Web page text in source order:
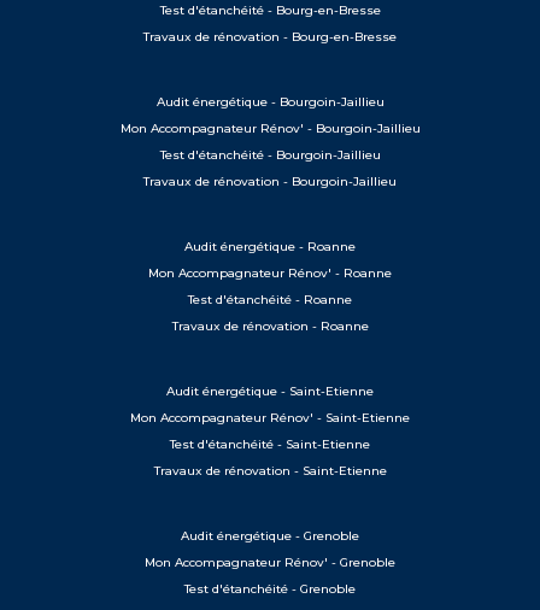
Test d'étanchéité - Bourg-en-Bresse
Travaux de rénovation - Bourg-en-Bresse
Audit énergétique - Bourgoin-Jaillieu
Mon Accompagnateur Rénov' - Bourgoin-Jaillieu
Test d'étanchéité - Bourgoin-Jaillieu
Travaux de rénovation - Bourgoin-Jaillieu
Audit énergétique - Roanne
Mon Accompagnateur Rénov' - Roanne
Test d'étanchéité - Roanne
Travaux de rénovation - Roanne
Audit énergétique - Saint-Etienne
Mon Accompagnateur Rénov' - Saint-Etienne
Test d'étanchéité - Saint-Etienne
Travaux de rénovation - Saint-Etienne
Audit énergétique - Grenoble
Mon Accompagnateur Rénov' - Grenoble
Test d'étanchéité - Grenoble